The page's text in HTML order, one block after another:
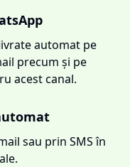
automat pe
precum și pe
acest canal.
sau prin SMS în